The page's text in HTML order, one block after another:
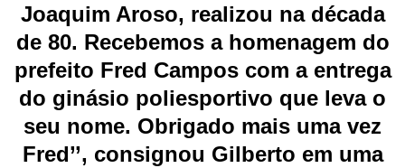
Joaquim Aroso, realizou na década
de 80. Recebemos a homenagem do
prefeito Fred Campos com a entrega
do ginásio poliesportivo que leva o
seu nome. Obrigado mais uma vez
Fred’’, consignou Gilberto em uma